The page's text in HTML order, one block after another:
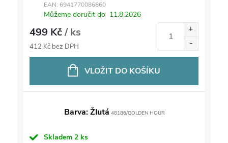
EAN: 6941770086860
Můžeme doručit do 11.8.2026
499 Kč/ ks
412 Kč bez DPH
VLOŽIT DO KOŠÍKU
Barva: Žlutá 48186/GOLDEN HOUR
Skladem 2 ks